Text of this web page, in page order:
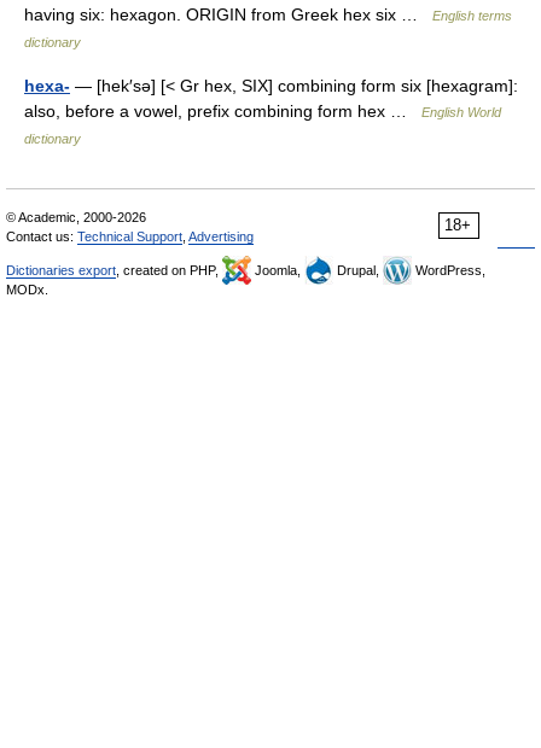
having six: hexagon. ORIGIN from Greek hex six …
English terms
dictionary
hexa- — [hek′sə] [< Gr hex, SIX] combining form six [hexagram]:
also, before a vowel, prefix combining form hex …
English World
dictionary
18+
© Academic, 2000-2026
Contact us: Technical Support Advertising
Dictionaries export , created on PHP, Joomla, Drupal,
WordPress,
MODx.